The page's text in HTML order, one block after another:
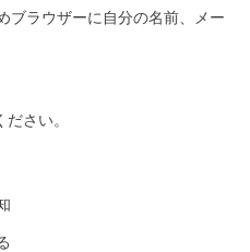
ブラウザーに自分の名前、メー
さい。